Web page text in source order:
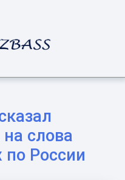
слова
по России